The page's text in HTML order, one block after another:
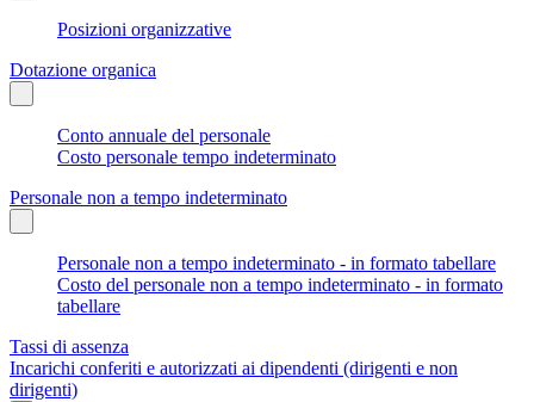
Posizioni organizzative
Dotazione organica
Conto annuale del personale
Costo personale tempo indeterminato
Personale non a tempo indeterminato
Personale non a tempo indeterminato - in formato tabellare
Costo del personale non a tempo indeterminato - in formato
tabellare
Tassi di assenza
Incarichi conferiti e autorizzati ai dipendenti (dirigenti e non
dirigenti)